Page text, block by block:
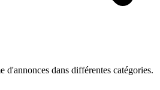
d'annonces dans différentes catégories.